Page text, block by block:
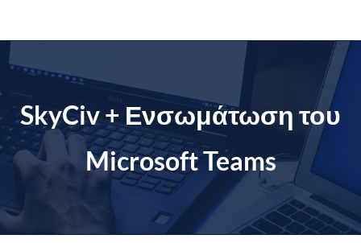
περιεχόμενο
SkyCiv + Ενσωμάτωση του
Microsoft Teams